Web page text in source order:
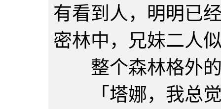
有看到人，明明已
密林中，兄妹二人
整个森林格外的
「塔娜，我总觉